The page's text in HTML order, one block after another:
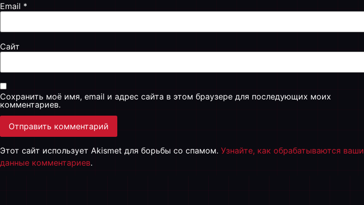
Email *
Сайт
Сохранить моё имя, email и адрес сайта в этом браузере для последующих моих
комментариев.
Этот сайт использует Akismet для борьбы со спамом. Узнайте, как обрабатываются ваши
данные комментариев.